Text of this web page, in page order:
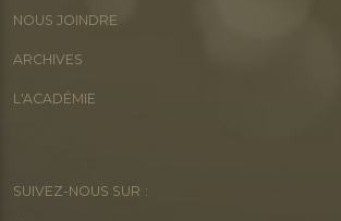
NOUS JOINDRE
ARCHIVES
L'ACADÉMIE
SUIVEZ-NOUS SUR :